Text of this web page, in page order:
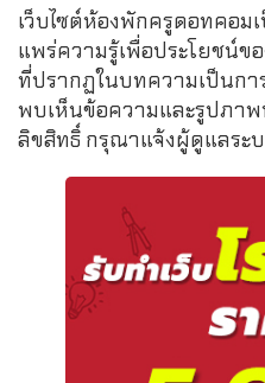
เว็บไซต์ห้องพักครูดอทคอม
แพร่ความรู้เพื่อประโยชน์ข
ที่ปรากฏในบทความเป็นกา
พบเห็นข้อความและรูปภาพ
ลิขสิทธิ์ กรุณาแจ้งผู้ดูแลระ